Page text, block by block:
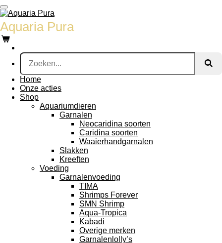
Ga
direct
naar
de
hoofdinhoud
Aquaria Pura
Home
Onze acties
Shop
Aquariumdieren
Garnalen
Neocaridina soorten
Caridina soorten
Waaierhandgarnalen
Slakken
Kreeften
Voeding
Garnalenvoeding
TIMA
Shrimps Forever
SMN Shrimp
Aqua-Tropica
Kabadi
Overige merken
Garnalenlolly’s